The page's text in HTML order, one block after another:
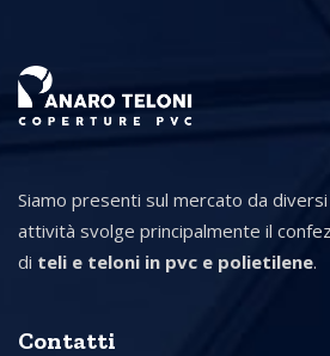
Siamo presenti sul mercato da
attività svolge principalmente il
di teli e teloni in pvc e polietilene.
Contatti